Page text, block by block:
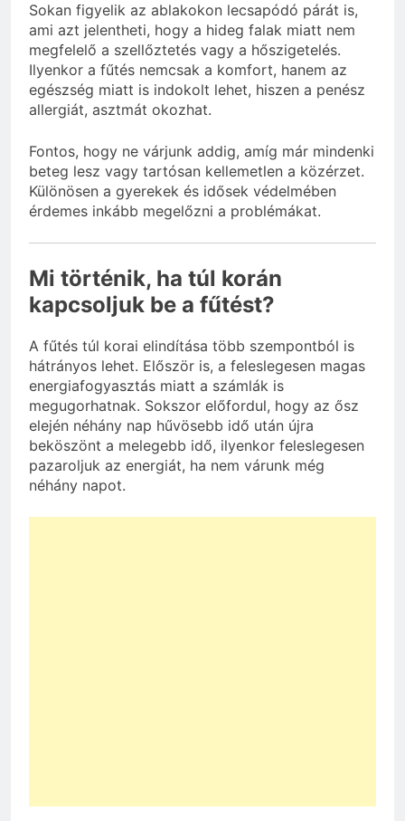
Sokan figyelik az ablakokon lecsapódó párát is,
ami azt jelentheti, hogy a hideg falak miatt nem
megfelelő a szellőztetés vagy a hőszigetelés.
Ilyenkor a fűtés nemcsak a komfort, hanem az
egészség miatt is indokolt lehet, hiszen a penész
allergiát, asztmát okozhat.
Fontos, hogy ne várjunk addig, amíg már mindenki
beteg lesz vagy tartósan kellemetlen a közérzet.
Különösen a gyerekek és idősek védelmében
érdemes inkább megelőzni a problémákat.
Mi történik, ha túl korán
kapcsoljuk be a fűtést?
A fűtés túl korai elindítása több szempontból is
hátrányos lehet. Először is, a feleslegesen magas
energiafogyasztás miatt a számlák is
megugorhatnak. Sokszor előfordul, hogy az ősz
elején néhány nap hűvösebb idő után újra
beköszönt a melegebb idő, ilyenkor feleslegesen
pazaroljuk az energiát, ha nem várunk még
néhány napot.